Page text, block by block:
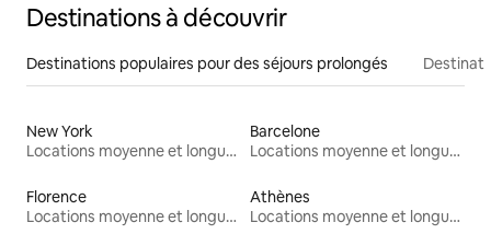
Destinations à découvrir
Destinations populaires pour des séjours prolongés
New York
Locations moyenne et longue durée
Barcelone
Locations moyenne et longue durée
Florence
Locations moyenne et longue durée
Athènes
Locations moyenne et longue durée